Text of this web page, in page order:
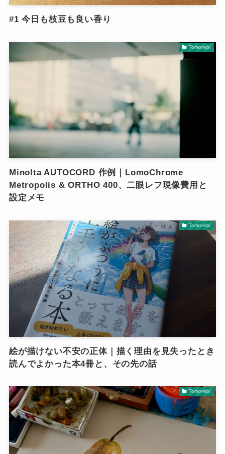
#1 今日も枝豆も良い香り
Tomorebi
Minolta AUTOCORD 作例｜LomoChrome
Metropolis & ORTHO 400、二眼レフ現像費用と
設定メモ
Tomorebi
絵が描けない不安の正体｜描く理由を見失ったとき
読んでよかった本4冊と、その先の話
Tomorebi